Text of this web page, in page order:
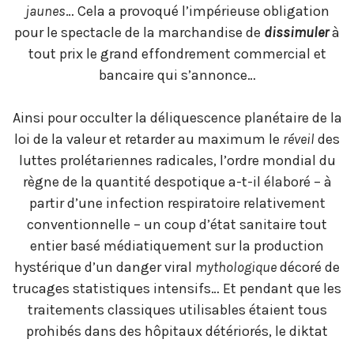
jaunes… Cela a provoqué l’impérieuse obligation
pour le spectacle de la marchandise de dissimulerà
tout prix le grand effondrement commercial et
bancaire qui s’annonce…
Ainsi pour occulter la déliquescence planétaire de la
loi de la valeur et retarder au maximum le réveil des
luttes prolétariennes radicales, l’ordre mondial du
règne de la quantité despotique a-t-il élaboré – à
partir d’une infection respiratoire relativement
conventionnelle – un coup d’état sanitaire tout
entier basé médiatiquement sur la production
hystérique d’un danger viral mythologiquedécoré de
trucages statistiques intensifs… Et pendant que les
traitements classiques utilisables étaient tous
prohibés dans des hôpitaux détériorés, le diktat